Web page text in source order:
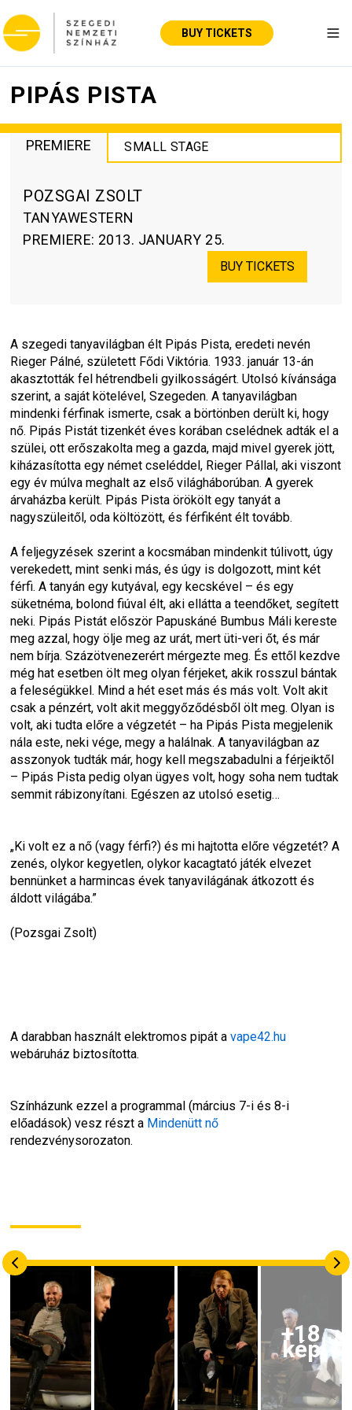
BUY TICKETS
PIPÁS PISTA
PREMIERE SMALL STAGE
POZSGAI ZSOLT
TANYAWESTERN
PREMIERE: 2013. JANUARY 25.
BUY TICKETS
A szegedi tanyavilágban élt Pipás Pista, eredeti nevén
Rieger Pálné, született Fődi Viktória. 1933. január 13-án
akasztották fel hétrendbeli gyilkosságért. Utolsó kívánsága
szerint, a saját kötelével, Szegeden. A tanyavilágban
mindenki férfinak ismerte, csak a börtönben derült ki, hogy
nő. Pipás Pistát tizenkét éves korában cselédnek adták el a
szülei, ott erőszakolta meg a gazda, majd mivel gyerek jött,
kiházasította egy német cseléddel, Rieger Pállal, aki viszont
egy év múlva meghalt az első világháborúban. A gyerek
árvaházba került. Pipás Pista örökölt egy tanyát a
nagyszüleitől, oda költözött, és férfiként élt tovább.
A feljegyzések szerint a kocsmában mindenkit túlivott, úgy
verekedett, mint senki más, és úgy is dolgozott, mint két
férfi. A tanyán egy kutyával, egy kecskével – és egy
süketnéma, bolond fiúval élt, aki ellátta a teendőket, segített
neki. Pipás Pistát először Papuskáné Bumbus Máli kereste
meg azzal, hogy ölje meg az urát, mert üti-veri őt, és már
nem bírja. Százötvenezerért mérgezte meg. És ettől kezdve
még hat esetben ölt meg olyan férjeket, akik rosszul bántak
a feleségükkel. Mind a hét eset más és más volt. Volt akit
csak a pénzért, volt akit meggyőződésből ölt meg. Olyan is
volt, aki tudta előre a végzetét – ha Pipás Pista megjelenik
nála este, neki vége, megy a halálnak. A tanyavilágban az
asszonyok tudták már, hogy kell megszabadulni a férjeiktől
– Pipás Pista pedig olyan ügyes volt, hogy soha nem tudtak
semmit rábizonyítani. Egészen az utolsó esetig…
„Ki volt ez a nő (vagy férfi?) és mi hajtotta előre végzetét? A
zenés, olykor kegyetlen, olykor kacagtató játék elvezet
bennünket a harmincas évek tanyavilágának átkozott és
áldott világába.”
(Pozsgai Zsolt)
A darabban használt elektromos pipát a vape42.hu
webáruház biztosította.
Színházunk ezzel a programmal (március 7-i és 8-i
előadások) vesz részt a Mindenütt nő
rendezvénysorozaton.
+18
kép